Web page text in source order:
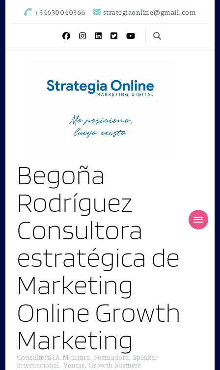
+34630040366 strategiaonline@gmail.com
Begoña
Rodríguez
Consultora
estratégica de
Marketing
Online Growth
Marketing
Consultora IA,Mentora, Formadora, Speaker
internacional, Ventas, Growth Business